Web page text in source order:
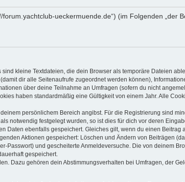
ueckermuende.de“) (im Folgenden „der
kleine Textdateien, die dein Browser als temporäre Dateien
dir alle Seitenaufrufe zugeordnet werden können),
über deine Teilnahme an Umfragen (sofern du nicht
haben standardmäßig eine Gültigkeit von einem Jahr. Alle
persönlichem Bereich angibst. Für die Registrierung sind
notwendig festgelegt wurden, so ist dies für dich vor deren
ebenfalls gespeichert. Gleiches gilt, wenn du einen Beitrag
Aktionen gespeichert: Löschen und Ändern von Beiträgen
Passwort) und gescheiterte Anmeldeversuche. Die von deinem
gespeichert.
Dazu gehören dein Abstimmungsverhalten bei Umfragen, der